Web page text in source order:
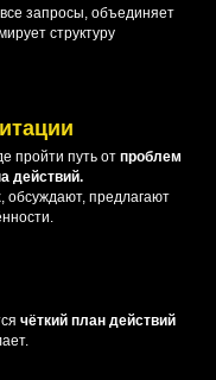
запросы, объединяет
структуру
пройти путь от проблем
действий.
обсуждают, предлагают
чёткий план действий